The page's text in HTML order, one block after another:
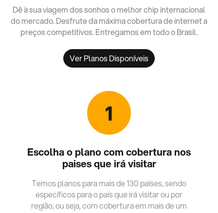
Dê à sua viagem dos sonhos o melhor chip internacional
do mercado. Desfrute da máxima cobertura de internet a
preços competitivos. Entregamos em todo o Brasil.
Ver Planos Disponíveis
1
Escolha o plano com cobertura nos
paises que irá visitar
Temos planos para mais de 130 países, sendo
específicos para o país que irá visitar ou por
região, ou seja, com cobertura em mais de um